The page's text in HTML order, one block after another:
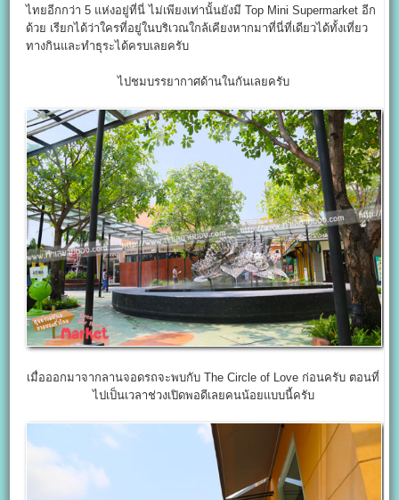
ไทยอีกกว่า 5 แห่งอยู่ที่นี่ ไม่เพียงเท่านั้นยังมี Top Mini Supermarket อีก
ด้วย เรียกได้ว่าใครที่อยู่ในบริเวณใกล้เคียงหากมาที่นี่ที่เดียวได้ทั้งเที่ยว
ทางกินและทำธุระได้ครบเลยครับ
ไปชมบรรยากาศด้านในกันเลยครับ
เมื่อออกมาจากลานจอดรถจะพบกับ The Circle of Love ก่อนครับ ตอนที่
ไปเป็นเวลาช่วงเปิดพอดีเลยคนน้อยแบบนี้ครับ